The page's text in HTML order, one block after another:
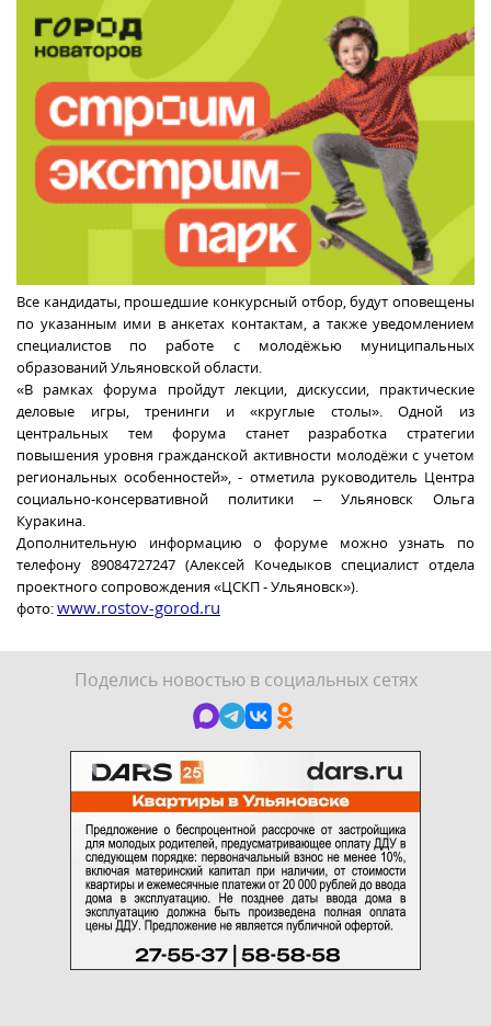
Все кандидаты, прошедшие конкурсный отбор, будут оповещены
по указанным ими в анкетах контактам, а также уведомлением
специалистов по работе с молодёжью муниципальных
образований Ульяновской области.
«В рамках форума пройдут лекции, дискуссии, практические
деловые игры, тренинги и «круглые столы». Одной из
центральных тем форума станет разработка стратегии
повышения уровня гражданской активности молодёжи с учетом
региональных особенностей», - отметила руководитель Центра
социально-консервативной политики – Ульяновск Ольга
Куракина.
Дополнительную информацию о форуме можно узнать по
телефону 89084727247 (Алексей Кочедыков специалист отдела
проектного сопровождения «ЦСКП - Ульяновск»).
фото:www.rostov-gorod.ru
Поделись новостью в социальных сетях